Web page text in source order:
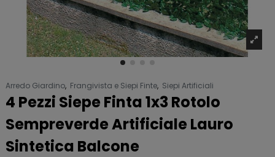
Arredo Giardino, Frangivista e Siepi Finte, Siepi Artificiali
4 Pezzi Siepe Finta 1x3 Rotolo
Sempreverde Artificiale Lauro
Sintetica Balcone